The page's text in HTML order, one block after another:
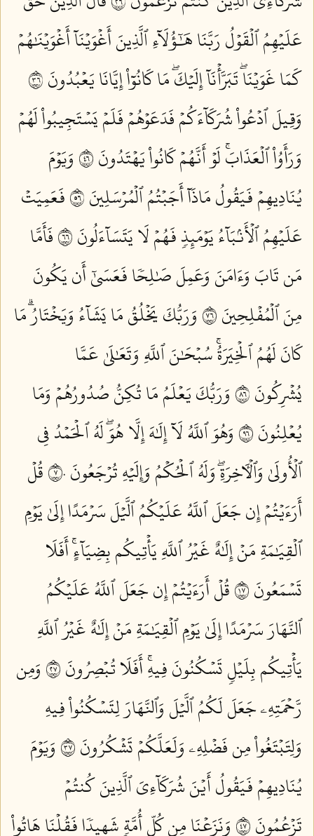
عَلَيۡهِمُ ٱلۡقَوۡلُ رَبَّنَا هَٰٓؤُلَآءِ ٱلَّذِينَ أَغۡوَيۡنَآ أَغۡوَيۡنَٰهُمۡ
كَمَا غَوَيۡنَاۖ تَبَرَّأۡنَآ إِلَيۡكَۖ مَا كَانُوٓاْ إِيَّانَا يَعۡبُدُونَ ٦٣
وَقِيلَ ٱدۡعُواْ شُرَكَآءَكُمۡ فَدَعَوۡهُمۡ فَلَمۡ يَسۡتَجِيبُواْ لَهُمۡ
وَرَأَوُاْ ٱلۡعَذَابَۚ لَوۡ أَنَّهُمۡ كَانُواْ يَهۡتَدُونَ ٦٤
وَيَوۡمَ
يُنَادِيهِمۡ فَيَقُولُ مَاذَآ أَجَبۡتُمُ ٱلۡمُرۡسَلِينَ ٦٥
فَعَمِيَتۡ
عَلَيۡهِمُ ٱلۡأَنۢبَآءُ يَوۡمَئِذٖ فَهُمۡ لَا يَتَسَآءَلُونَ ٦٦
فَأَمَّا
مَن تَابَ وَءَامَنَ وَعَمِلَ صَٰلِحٗا فَعَسَىٰٓ أَن يَكُونَ
مِنَ ٱلۡمُفۡلِحِينَ ٦٧
وَرَبُّكَ يَخۡلُقُ مَا يَشَآءُ وَيَخۡتَارُۗ مَا
كَانَ لَهُمُ ٱلۡخِيَرَةُۚ سُبۡحَٰنَ ٱللَّهِ وَتَعَٰلَىٰ عَمَّا
يُشۡرِكُونَ ٦٨
وَرَبُّكَ يَعۡلَمُ مَا تُكِنُّ صُدُورُهُمۡ وَمَا
يُعۡلِنُونَ ٦٩
وَهُوَ ٱللَّهُ لَآ إِلَٰهَ إِلَّا هُوَۖ لَهُ ٱلۡحَمۡدُ فِي
ٱلۡأُولَىٰ وَٱلۡأٓخِرَةِۖ وَلَهُ ٱلۡحُكۡمُ وَإِلَيۡهِ تُرۡجَعُونَ ٧٠
قُلۡ
أَرَءَيۡتُمۡ إِن جَعَلَ ٱللَّهُ عَلَيۡكُمُ ٱلَّيۡلَ سَرۡمَدًا إِلَىٰ يَوۡمِ
ٱلۡقِيَٰمَةِ مَنۡ إِلَٰهٌ غَيۡرُ ٱللَّهِ يَأۡتِيكُم بِضِيَآءٍۚ أَفَلَا
تَسۡمَعُونَ ٧١
قُلۡ أَرَءَيۡتُمۡ إِن جَعَلَ ٱللَّهُ عَلَيۡكُمُ
ٱلنَّهَارَ سَرۡمَدًا إِلَىٰ يَوۡمِ ٱلۡقِيَٰمَةِ مَنۡ إِلَٰهٌ غَيۡرُ ٱللَّهِ
يَأۡتِيكُم بِلَيۡلٖ تَسۡكُنُونَ فِيهِۚ أَفَلَا تُبۡصِرُونَ ٧٢
وَمِن
رَّحۡمَتِهِۦ جَعَلَ لَكُمُ ٱلَّيۡلَ وَٱلنَّهَارَ لِتَسۡكُنُواْ فِيهِ
وَلِتَبۡتَغُواْ مِن فَضۡلِهِۦ وَلَعَلَّكُمۡ تَشۡكُرُونَ ٧٣
وَيَوۡمَ
يُنَادِيهِمۡ فَيَقُولُ أَيۡنَ شُرَكَآءِيَ ٱلَّذِينَ كُنتُمۡ
تَزۡعُمُونَ ٧٤
وَنَزَعۡنَا مِن كُلِّ أُمَّةٖ شَهِيدٗا فَقُلۡنَا هَاتُواْ